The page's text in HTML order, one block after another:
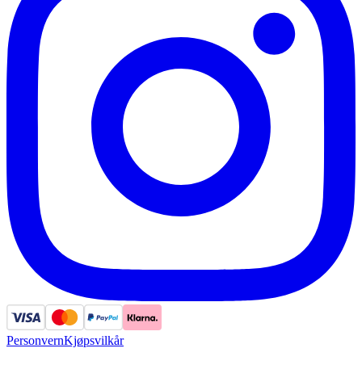
PersonvernKjøpsvilkår